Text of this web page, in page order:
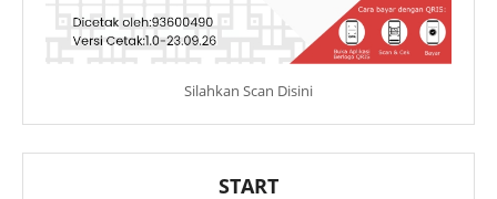
Silahkan Scan Disini
START